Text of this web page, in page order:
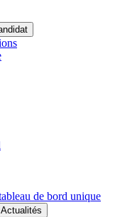
de bord unique